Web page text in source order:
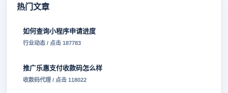
热门文章
如何查询小程序申请进度
行业动态 / 点击 187783
推广乐惠支付收款码怎么样
收款码代理 / 点击 118022